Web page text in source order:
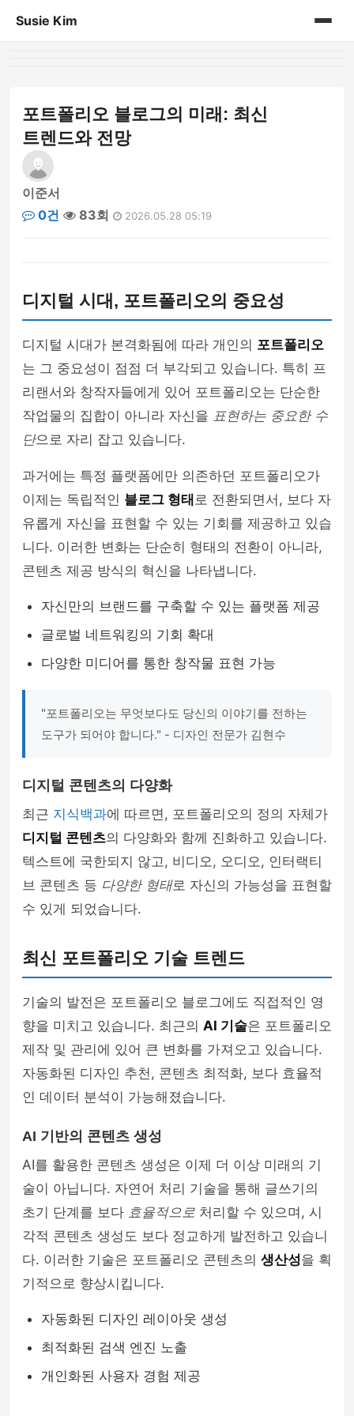
Susie Kim
포트폴리오 블로그의 미래: 최신
트렌드와 전망
이준서
0건
83회 2026.05.28 05:19
디지털 시대, 포트폴리오의 중요성
디지털 시대가 본격화됨에 따라 개인의 포트폴리오
는 그 중요성이 점점 더 부각되고 있습니다. 특히 프
리랜서와 창작자들에게 있어 포트폴리오는 단순한
작업물의 집합이 아니라 자신을 표현하는 중요한 수
단으로 자리 잡고 있습니다.
과거에는 특정 플랫폼에만 의존하던 포트폴리오가
이제는 독립적인 블로그 형태 로 전환되면서, 보다 자
유롭게 자신을 표현할 수 있는 기회를 제공하고 있습
니다. 이러한 변화는 단순히 형태의 전환이 아니라,
콘텐츠 제공 방식의 혁신을 나타냅니다.
자신만의 브랜드를 구축할 수 있는 플랫폼 제공
글로벌 네트워킹의 기회 확대
다양한 미디어를 통한 창작물 표현 가능
"포트폴리오는 무엇보다도 당신의 이야기를 전하는
도구가 되어야 합니다." - 디자인 전문가 김현수
디지털 콘텐츠의 다양화
최근 지식백과에 따르면, 포트폴리오의 정의 자체가
디지털 콘텐츠의 다양화와 함께 진화하고 있습니다.
텍스트에 국한되지 않고, 비디오, 오디오, 인터랙티
브 콘텐츠 등 다양한 형태로 자신의 가능성을 표현할
수 있게 되었습니다.
최신 포트폴리오 기술 트렌드
기술의 발전은 포트폴리오 블로그에도 직접적인 영
향을 미치고 있습니다. 최근의 AI 기술은 포트폴리오
제작 및 관리에 있어 큰 변화를 가져오고 있습니다.
자동화된 디자인 추천, 콘텐츠 최적화, 보다 효율적
인 데이터 분석이 가능해졌습니다.
AI 기반의 콘텐츠 생성
AI를 활용한 콘텐츠 생성은 이제 더 이상 미래의 기
술이 아닙니다. 자연어 처리 기술을 통해 글쓰기의
초기 단계를 보다 효율적으로 처리할 수 있으며, 시
각적 콘텐츠 생성도 보다 정교하게 발전하고 있습니
다. 이러한 기술은 포트폴리오 콘텐츠의 생산성을 획
기적으로 향상시킵니다.
자동화된 디자인 레이아웃 생성
최적화된 검색 엔진 노출
개인화된 사용자 경험 제공